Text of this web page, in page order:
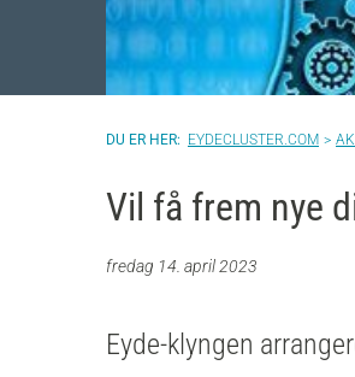
EYDECLUSTER.COM
Vil få frem nye
fredag 14. april 2023
Eyde-klyngen